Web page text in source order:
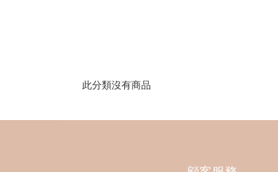
此分類沒有商品